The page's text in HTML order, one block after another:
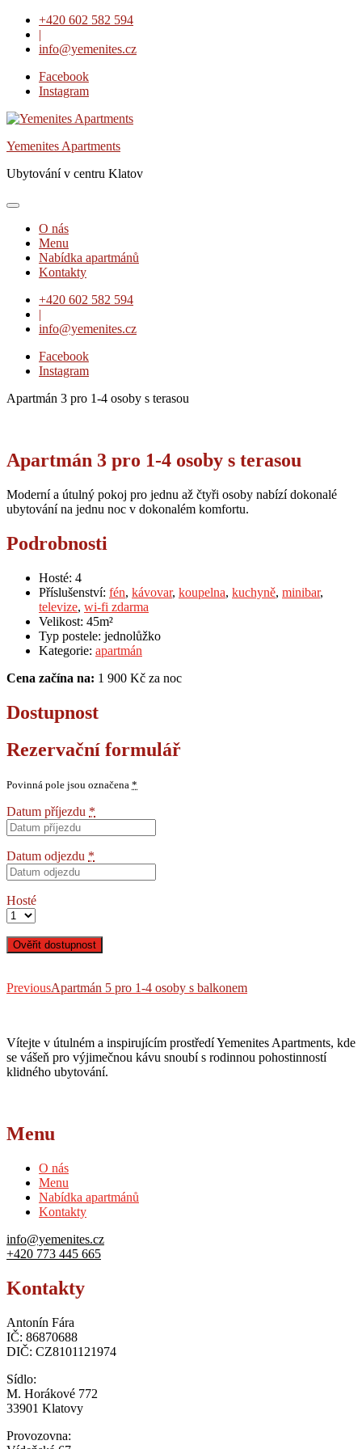
Skip
content
+420 602 582 594
|
info@yemenites.cz
Facebook
Instagram
Yemenites Apartments
Ubytování v centru Klatov
O nás
Menu
Nabídka apartmánů
Kontakty
+420 602 582 594
|
info@yemenites.cz
Facebook
Instagram
Apartmán 3 pro 1-4 osoby s terasou
Apartmán 3 pro 1-4 osoby s terasou
Moderní a útulný pokoj pro jednu až čtyři osoby nabízí dokonalé
ubytování na jednu noc v dokonalém komfortu.
Podrobnosti
Hosté: 4
Příslušenství: fén, kávovar, koupelna, kuchyně, minibar,
televize, wi-fi zdarma
Velikost: 45m²
Typ postele: jednolůžko
Kategorie: apartmán
Cena začína na: 1 900 Kč za noc
Dostupnost
Rezervační formulář
Povinná pole jsou označena *
Datum příjezdu *
Datum odjezdu *
Hosté
pro
post:
PreviousApartmán 5 pro 1-4 osoby s balkonem
Vítejte v útulném a inspirujícím prostředí Yemenites Apartments, kde
se vášeň pro výjimečnou kávu snoubí s rodinnou pohostinností
klidného ubytování.
Menu
O nás
Menu
Nabídka apartmánů
Kontakty
info@yemenites.cz
+420 773 445 665
Kontakty
Antonín Fára
IČ: 86870688
DIČ: CZ8101121974
Sídlo:
M. Horákové 772
33901 Klatovy
Provozovna: